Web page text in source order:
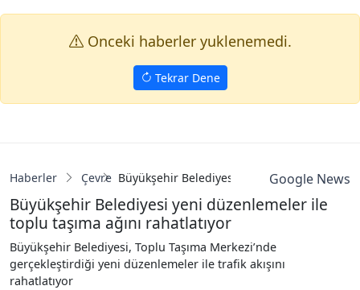
Onceki haberler yuklenemedi.
Tekrar Dene
Haberler Çevre Büyükşehir Belediyesi yeni düzenlemeler ile
Google News
Büyükşehir Belediyesi yeni düzenlemeler ile
toplu taşıma ağını rahatlatıyor
Büyükşehir Belediyesi, Toplu Taşıma Merkezi’nde
gerçekleştirdiği yeni düzenlemeler ile trafik akışını
rahatlatıyor